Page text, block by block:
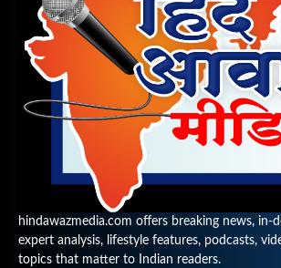
hindawazmedia.com offers breaking news, in-
expert analysis, lifestyle features, podcasts,
topics that matter to Indian readers.